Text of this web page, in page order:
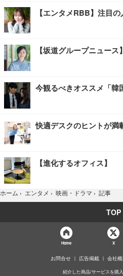
【エンタメRBB】注目
【坂道グループニュー
今観るべきオススメ「韓
快適デスクのヒントが満
【進化するオフィス】
ホーム › エンタメ › 映画・ドラマ › 記事
TOP
Home X
お問合せ 広告掲載 会社
紹介した商品/サービスを購